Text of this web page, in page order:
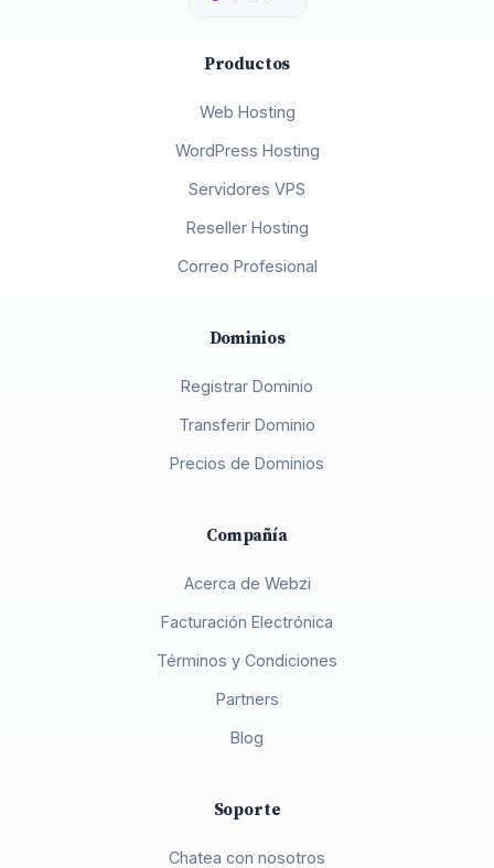
Productos
Web Hosting
WordPress Hosting
Servidores VPS
Reseller Hosting
Correo Profesional
Dominios
Registrar Dominio
Transferir Dominio
Precios de Dominios
Compañía
Acerca de Webzi
Facturación Electrónica
Términos y Condiciones
Partners
Blog
Soporte
Chatea con nosotros